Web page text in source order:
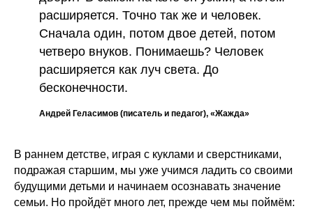
расширяется. Точно так же и человек.
Сначала один, потом двое детей, потом
четверо внуков. Понимаешь? Человек
расширяется как луч света. До
бесконечности.
Андрей Геласимов (писатель и педагог), «Жажда»
В раннем детстве, играя с куклами и сверстниками,
подражая старшим, мы уже учимся ладить со своими
будущими детьми и начинаем осознавать значение
семьи. Но пройдёт много лет, прежде чем мы поймём: